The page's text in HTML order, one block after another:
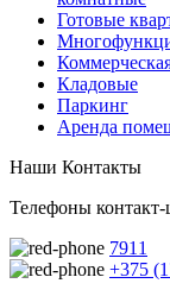
Готовые
Кладовые
Паркинг
Аренда
Наши Контакты
Телефоны контакт-
7911
+375